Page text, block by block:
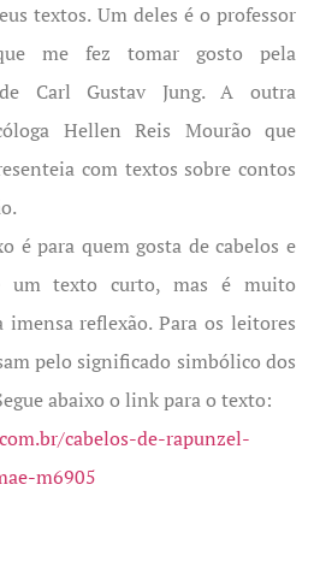
textos. Um deles é o professor
me fez tomar gosto pela
Carl Gustav Jung. A outra
Hellen Reis Mourão que
com textos sobre contos
é para quem gosta de cabelos e
um texto curto, mas é muito
imensa reflexão. Para os leitores
pelo significado simbólico dos
abaixo o link para o texto:
cabelos-de-rapunzel-
m6905